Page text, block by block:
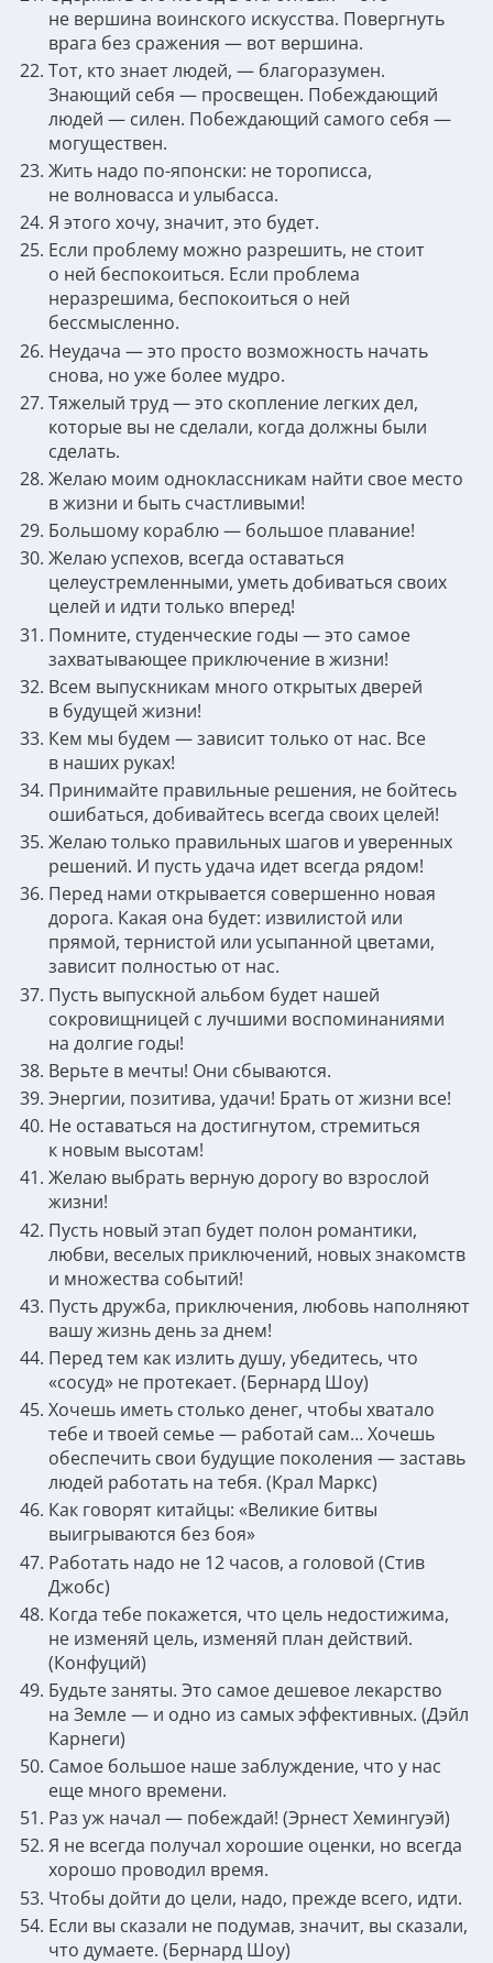
не вершина воинского искусства. Повергнуть
врага без сражения — вот вершина.
Тот, кто знает людей, — благоразумен.
Знающий себя — просвещен. Побеждающий
людей — силен. Побеждающий самого себя —
могуществен.
Жить надо по-японски: не торописса,
не волновасса и улыбасса.
Я этого хочу, значит, это будет.
Если проблему можно разрешить, не стоит
о ней беспокоиться. Если проблема
неразрешима, беспокоиться о ней
бессмысленно.
Неудача — это просто возможность начать
снова, но уже более мудро.
Тяжелый труд — это скопление легких дел,
которые вы не сделали, когда должны были
сделать.
Желаю моим одноклассникам найти свое место
в жизни и быть счастливыми!
Большому кораблю — большое плавание!
Желаю успехов, всегда оставаться
целеустремленными, уметь добиваться своих
целей и идти только вперед!
Помните, студенческие годы — это самое
захватывающее приключение в жизни!
Всем выпускникам много открытых дверей
в будущей жизни!
Кем мы будем — зависит только от нас. Все
в наших руках!
Принимайте правильные решения, не бойтесь
ошибаться, добивайтесь всегда своих целей!
Желаю только правильных шагов и уверенных
решений. И пусть удача идет всегда рядом!
Перед нами открывается совершенно новая
дорога. Какая она будет: извилистой или
прямой, тернистой или усыпанной цветами,
зависит полностью от нас.
Пусть выпускной альбом будет нашей
сокровищницей с лучшими воспоминаниями
на долгие годы!
Верьте в мечты! Они сбываются.
Энергии, позитива, удачи! Брать от жизни все!
Не оставаться на достигнутом, стремиться
к новым высотам!
Желаю выбрать верную дорогу во взрослой
жизни!
Пусть новый этап будет полон романтики,
любви, веселых приключений, новых знакомств
и множества событий!
Пусть дружба, приключения, любовь наполняют
вашу жизнь день за днем!
Перед тем как излить душу, убедитесь, что
«сосуд» не протекает. (Бернард Шоу)
Хочешь иметь столько денег, чтобы хватало
тебе и твоей семье — работай сам… Хочешь
обеспечить свои будущие поколения — заставь
людей работать на тебя. (Крал Маркс)
Как говорят китайцы: «Великие битвы
выигрываются без боя»
Работать надо не 12 часов, а головой (Стив
Джобс)
Когда тебе покажется, что цель недостижима,
не изменяй цель, изменяй план действий.
(Конфуций)
Будьте заняты. Это самое дешевое лекарство
на Земле — и одно из самых эффективных. (Дэйл
Карнеги)
Самое большое наше заблуждение, что у нас
еще много времени.
Раз уж начал — побеждай! (Эрнест Хемингуэй)
Я не всегда получал хорошие оценки, но всегда
хорошо проводил время.
Чтобы дойти до цели, надо, прежде всего, идти.
Если вы сказали не подумав, значит, вы сказали,
что думаете. (Бернард Шоу)